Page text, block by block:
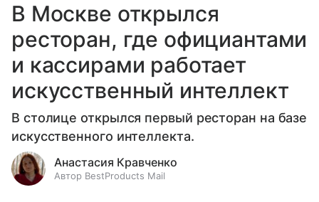
В Москве открылся
ресторан, где официантами
и кассирами работает
искусственный интеллект
В столице открылся первый ресторан на базе
искусственного интеллекта.
Анастасия Кравченко
Автор BestProducts Mail